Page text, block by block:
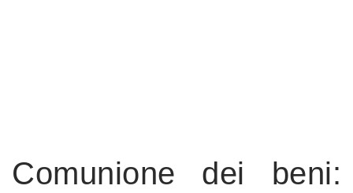
Comunione dei beni: